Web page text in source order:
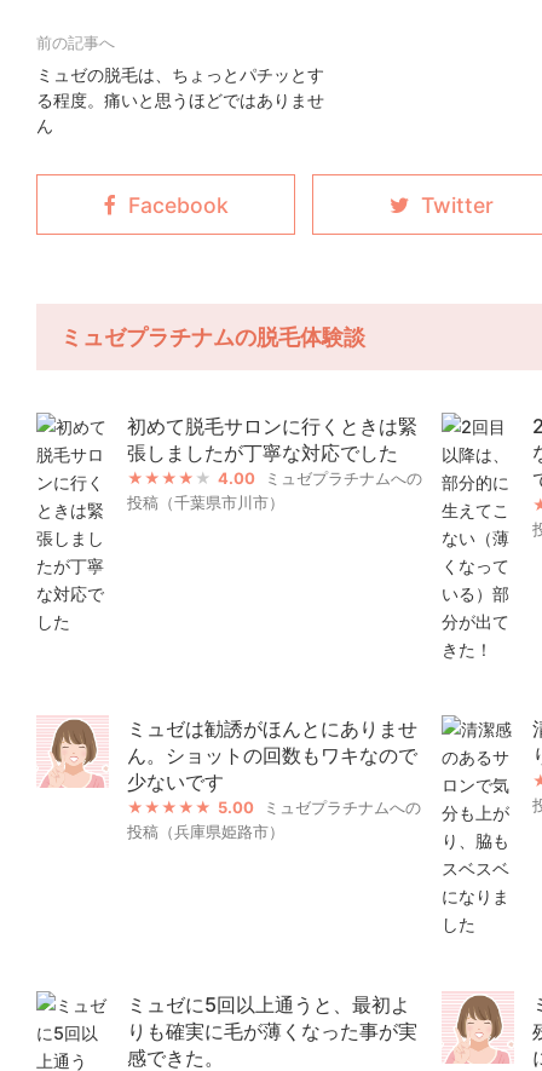
ミュゼの脱毛は、ちょっとパチッとす
る程度。痛いと思うほどではありませ
ん
ミュゼプラチナムの脱毛体験談
初めて脱毛サロンに行くときは緊
張しましたが丁寧な対応でした
4.00
ミュゼプラチナムへの
投稿（千葉県市川市）
ミュゼは勧誘がほんとにありませ
ん。ショットの回数もワキなので
少ないです
5.00
ミュゼプラチナムへの
投稿（兵庫県姫路市）
ミュゼに5回以上通うと、最初よ
りも確実に毛が薄くなった事が実
感できた。